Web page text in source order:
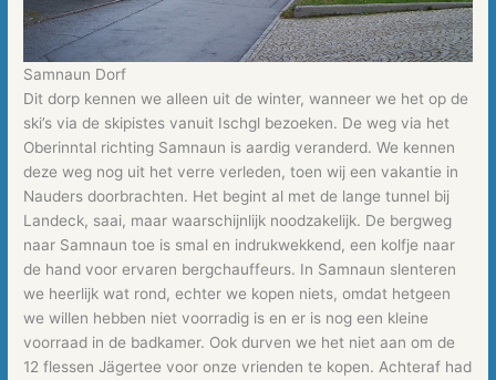
Samnaun Dorf
Dit dorp kennen we alleen uit de winter, wanneer we het op de
ski’s via de skipistes vanuit Ischgl bezoeken. De weg via het
Oberinntal richting Samnaun is aardig veranderd. We kennen
deze weg nog uit het verre verleden, toen wij een vakantie in
Nauders doorbrachten. Het begint al met de lange tunnel bij
Landeck, saai, maar waarschijnlijk noodzakelijk. De bergweg
naar Samnaun toe is smal en indrukwekkend, een kolfje naar
de hand voor ervaren bergchauffeurs. In Samnaun slenteren
we heerlijk wat rond, echter we kopen niets, omdat hetgeen
we willen hebben niet voorradig is en er is nog een kleine
voorraad in de badkamer. Ook durven we het niet aan om de
12 flessen Jägertee voor onze vrienden te kopen. Achteraf had